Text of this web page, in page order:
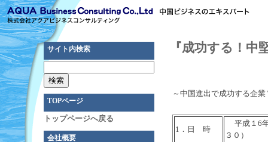
サイト内検索
TOPページ
トップページへ戻る
会社概要
『成功する！
～中国進出で成功する企
1．日 時
平成１6年
３０）